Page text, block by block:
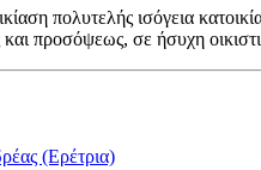
πολυτελής ισόγεια
και προσόψεως, σε ήσυχη
(Ερέτρια)